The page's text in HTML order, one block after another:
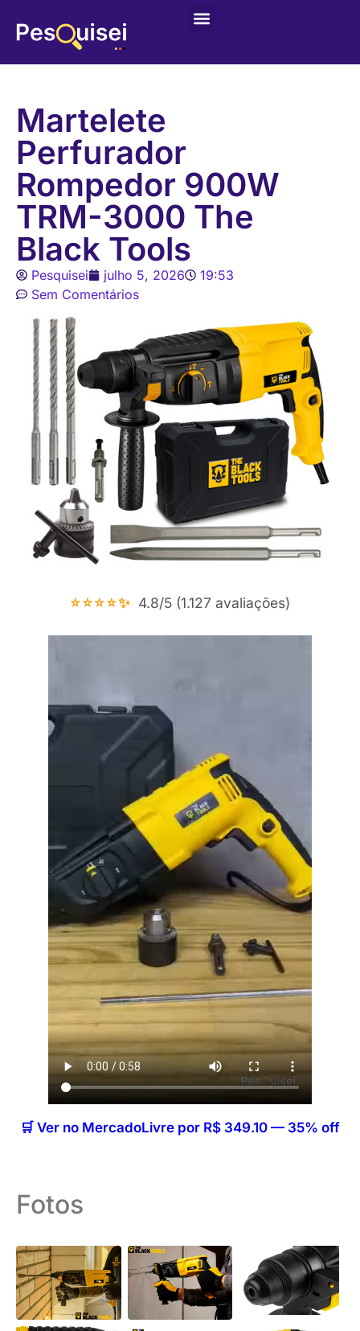
Martelete
Perfurador
Rompedor 900W
TRM-3000 The
Black Tools
Pesquisei julho 5, 2026
19:53
Sem Comentários
⭐⭐⭐⭐✨ 4.8/5 (1.127 avaliações)
🛒 Ver no MercadoLivre por R$ 349.10 — 35% off
Fotos